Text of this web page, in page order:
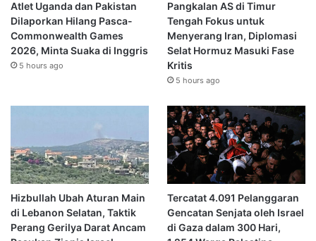
Atlet Uganda dan Pakistan
Dilaporkan Hilang Pasca-
Commonwealth Games
2026, Minta Suaka di Inggris
5 hours ago
Pangkalan AS di Timur
Tengah Fokus untuk
Menyerang Iran, Diplomasi
Selat Hormuz Masuki Fase
Kritis
5 hours ago
Hizbullah Ubah Aturan Main
di Lebanon Selatan, Taktik
Perang Gerilya Darat Ancam
Tercatat 4.091 Pelanggaran
Gencatan Senjata oleh Israel
di Gaza dalam 300 Hari,